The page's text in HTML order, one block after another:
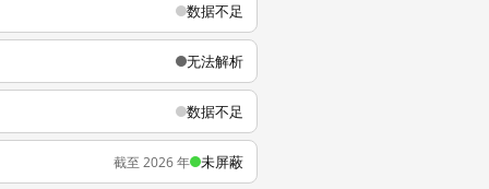
数据不足
无法解析
数据不足
截至 2026 年 未屏蔽